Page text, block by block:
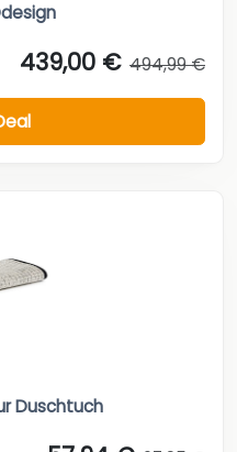
439,00 € 494,99 €
Duschtuch